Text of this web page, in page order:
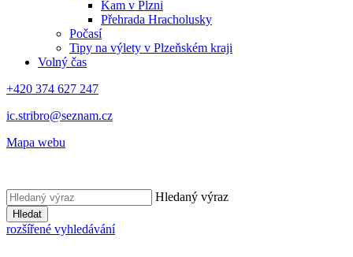
Kam v Plzni
Přehrada Hracholusky
Počasí
Tipy na výlety v Plzeňském kraji
Volný čas
+420 374 627 247
ic.stribro@seznam.cz
Mapa webu
Hledaný výraz
Hledat
rozšířené vyhledávání